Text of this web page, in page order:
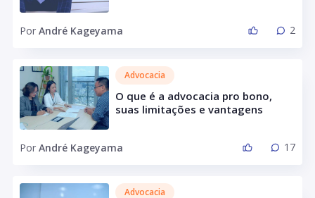
Por André Kageyama 2
Advocacia
O que é a advocacia pro bono,
suas limitações e vantagens
Por André Kageyama 17
Advocacia